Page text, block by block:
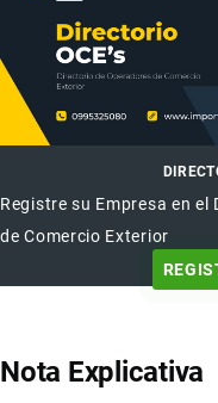
Registre su Empresa en
de Comercio Exterior
Nota Explicativa